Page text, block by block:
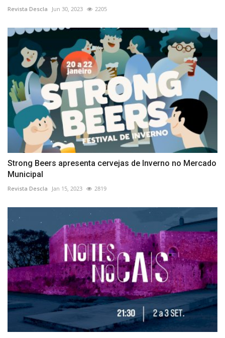
Revista Descla Jun 30, 2023 2205
Strong Beers apresenta cervejas de Inverno no Mercado
Municipal
Revista Descla Jan 15, 2023 2819